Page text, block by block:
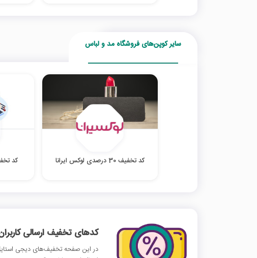
سایر کوپن‌های فروشگاه مد و لباس
کد تخفیف 30 درصدی لوکس ایرانا کد تخفیف 120
کدهای تخفیف ارسالی
در این صفحه تخفیف‌های دیجی